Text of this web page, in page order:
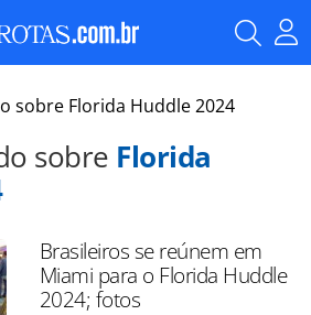
sobre Florida Huddle 2024
sobre Florida
Brasileiros se reúnem em
Miami para o Florida Huddle
2024; fotos